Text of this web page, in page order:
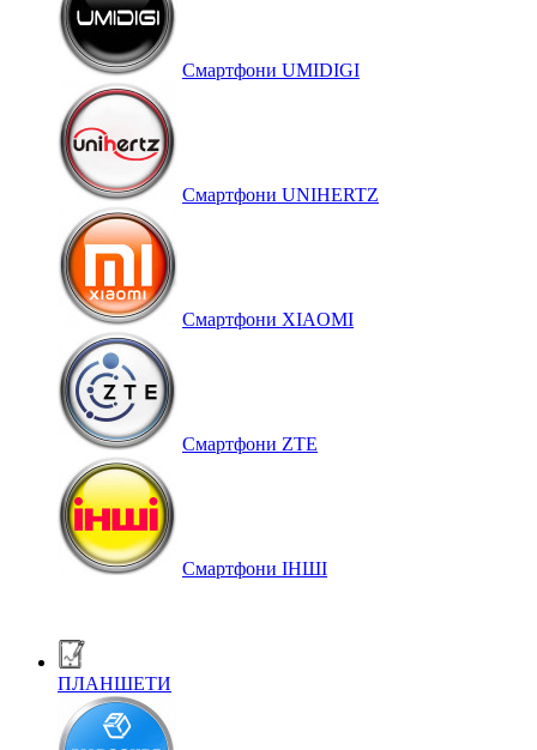
Смартфони UMIDIGI
Смартфони UNIHERTZ
Смартфони XIAOMI
Смартфони ZTE
Смартфони ІНШІ
ПЛАНШЕТИ